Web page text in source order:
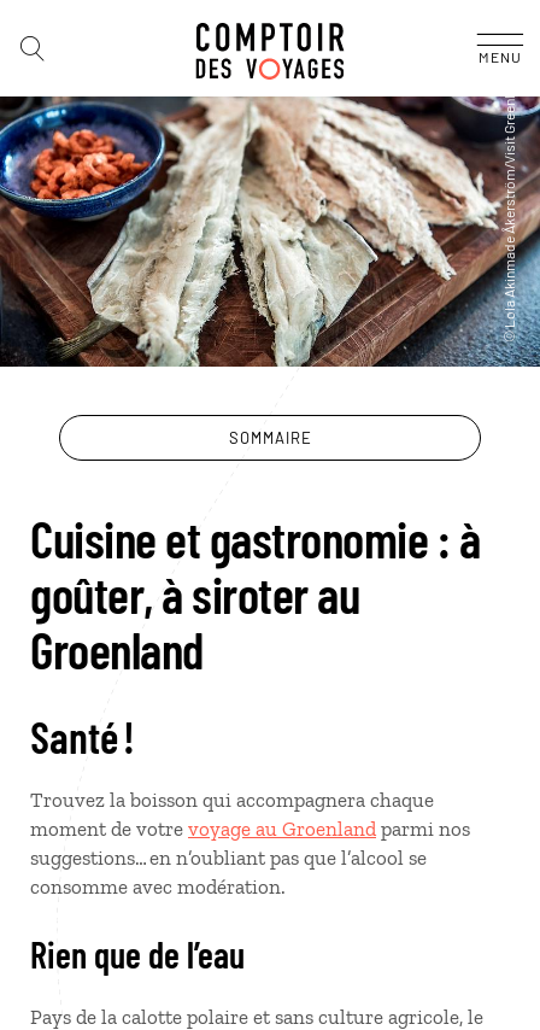
MENU
SOMMAIRE
Cuisine et gastronomie : à
goûter, à siroter au
Groenland
Santé !
Trouvez la boisson qui accompagnera chaque
moment de votre voyage au Groenland parmi nos
suggestions… en n’oubliant pas que l’alcool se
consomme avec modération.
Rien que de l’eau
Pays de la calotte polaire et sans culture agricole, le